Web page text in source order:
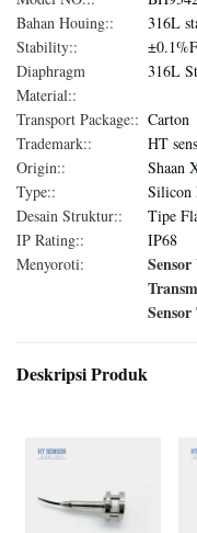
Bahan Houing::
316L
Stability::
Diaphragm
Material::
316L
Transport Package:: Carton
Trademark::
HT
Origin::
Shaan
Type::
Silicon
Desain Struktur::
Tipe
IP Rating::
IP68
Menyoroti:
Deskripsi Produk